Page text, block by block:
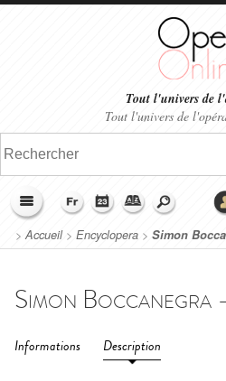
Tout l'univers de
Tout l'univers de
>Accueil> Encyclopera > Simon
(2020)
Informations Description